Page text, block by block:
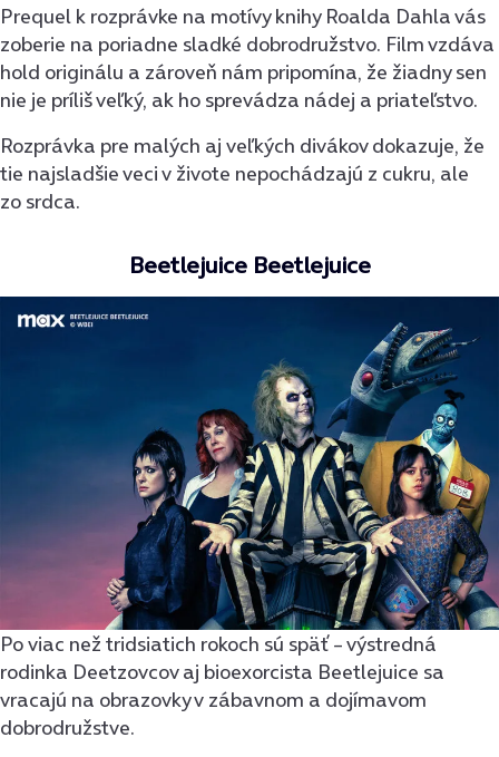
Prequel k rozprávke na motívy knihy Roalda Dahla vás
zoberie na poriadne sladké dobrodružstvo. Film vzdáva
hold originálu a zároveň nám pripomína, že žiadny sen
nie je príliš veľký, ak ho sprevádza nádej a priateľstvo.
Rozprávka pre malých aj veľkých divákov dokazuje, že
tie najsladšie veci v živote nepochádzajú z cukru, ale
zo srdca.
Beetlejuice Beetlejuice
Po viac než tridsiatich rokoch sú späť – výstredná
rodinka Deetzovcov aj bioexorcista Beetlejuice sa
vracajú na obrazovky v zábavnom a dojímavom
dobrodružstve.